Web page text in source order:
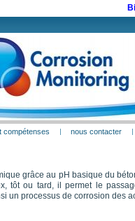
compétenses nous contacter
grâce au pH basique du
tôt ou tard, il permet le
un processus de corrosion des